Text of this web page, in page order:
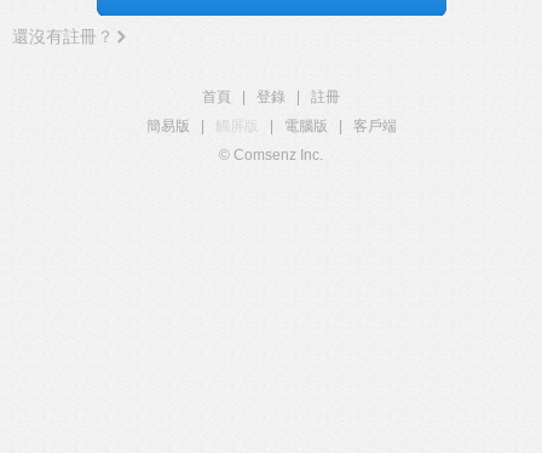
還沒有註冊？
首頁 登錄
註冊
簡易版
觸屏版 電腦版
客戶端
© Comsenz Inc.